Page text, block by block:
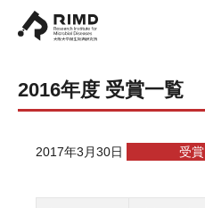
2016年度 受賞一覧
2017年3月30日 受賞